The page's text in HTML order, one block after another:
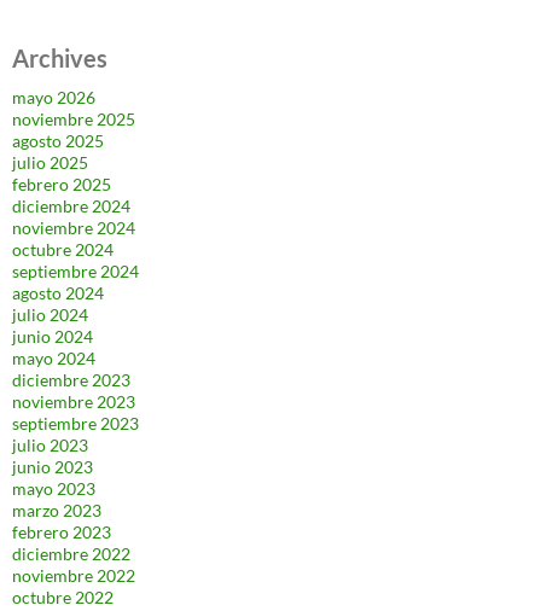
Archives
mayo 2026
noviembre 2025
agosto 2025
julio 2025
febrero 2025
diciembre 2024
noviembre 2024
octubre 2024
septiembre 2024
agosto 2024
julio 2024
junio 2024
mayo 2024
diciembre 2023
noviembre 2023
septiembre 2023
julio 2023
junio 2023
mayo 2023
marzo 2023
febrero 2023
diciembre 2022
noviembre 2022
octubre 2022